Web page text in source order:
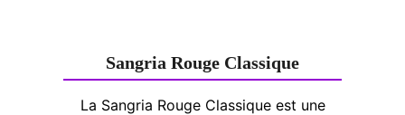
Sangria Rouge Classique
La Sangria Rouge Classique est une